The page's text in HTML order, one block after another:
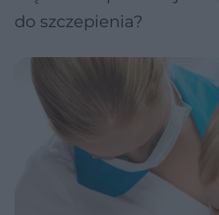
do szczepienia?